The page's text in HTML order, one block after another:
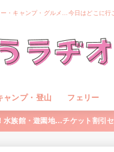
・キャンプ・グルメ…今日はどこに行
ャンプ・登山 フェリー
水族館・遊園地…チケット割引セ